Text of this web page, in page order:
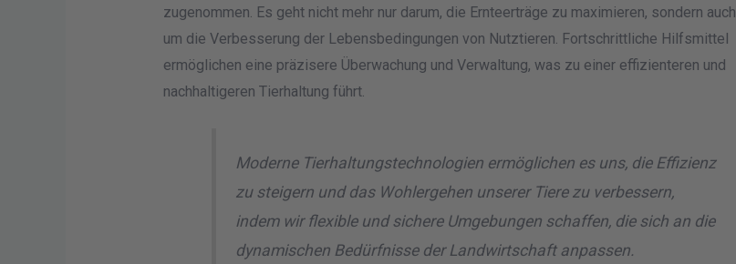
zugenommen. Es geht nicht mehr nur darum, die Ernteerträge zu maximieren, sondern auch
um die Verbesserung der Lebensbedingungen von Nutztieren. Fortschrittliche Hilfsmittel
ermöglichen eine präzisere Überwachung und Verwaltung, was zu einer effizienteren und
nachhaltigeren Tierhaltung führt.
Moderne Tierhaltungstechnologien ermöglichen es uns, die Effizienz
zu steigern und das Wohlergehen unserer Tiere zu verbessern,
indem wir flexible und sichere Umgebungen schaffen, die sich an die
dynamischen Bedürfnisse der Landwirtschaft anpassen.